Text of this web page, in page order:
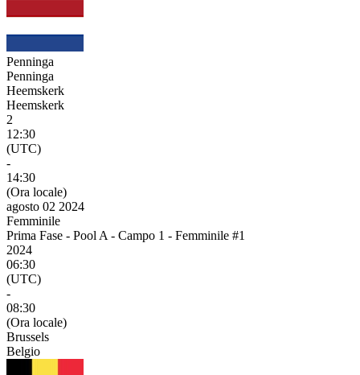
Penninga
Penninga
Heemskerk
Heemskerk
2
12:30
(UTC)
-
14:30
(Ora locale)
agosto 02 2024
Femminile
Prima Fase - Pool A - Campo 1 - Femminile #1
2024
06:30
(UTC)
-
08:30
(Ora locale)
Brussels
Belgio